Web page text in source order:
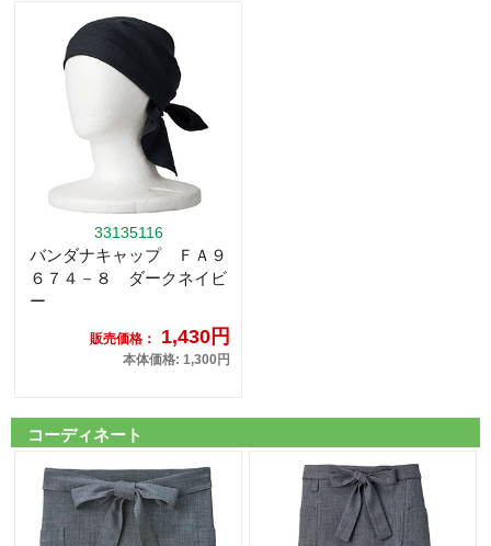
33135116
バンダナキャップ ＦＡ９
６７４－８ ダークネイビ
ー
販売価格： 1,430円
本体価格: 1,300円
コーディネート